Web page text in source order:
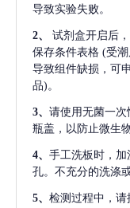
导致实验失败。
2、
试剂盒开启后
保存条件表格 (受
导致组件缺损，可
品)。
3、 请使用无菌一次
瓶盖，以防止微生
4、 手工洗板时，加
孔。不充分的洗涤
5、 检测过程中，请